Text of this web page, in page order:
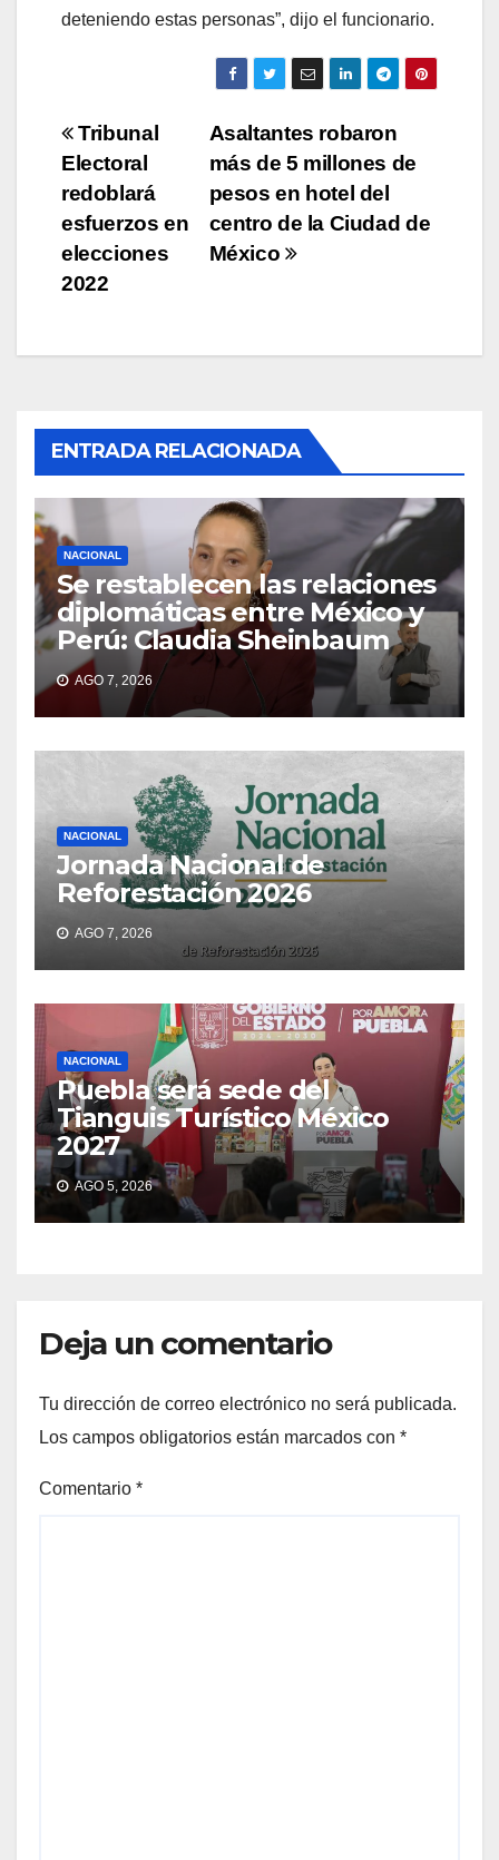
deteniendo estas personas”, dijo el funcionario.
Navegación
de
entradas
Asaltantes robaron
más de 5 millones de
pesos en hotel del
centro de la Ciudad de
México
Tribunal
Electoral
redoblará
esfuerzos en
elecciones
2022
ENTRADA RELACIONADA
NACIONAL
Se restablecen las relaciones
diplomáticas entre México y
Perú: Claudia Sheinbaum
AGO 7, 2026
NACIONAL
Jornada Nacional de
Reforestación 2026
AGO 7, 2026
NACIONAL
Puebla será sede del
Tianguis Turístico México
2027
AGO 5, 2026
Deja un comentario
Tu dirección de correo electrónico no será publicada.
Los campos obligatorios están marcados con *
Comentario *